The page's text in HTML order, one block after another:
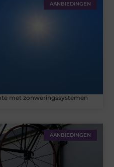
AANBIEDINGEN
met zonweringssystemen
AANBIEDINGEN